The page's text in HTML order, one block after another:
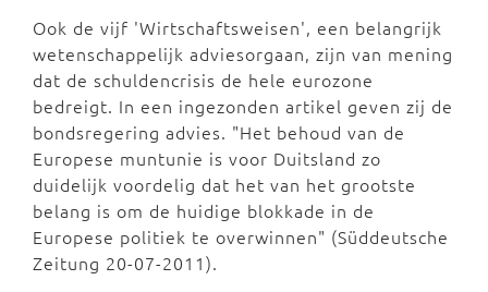
Ook de vijf 'Wirtschaftsweisen', een belangrijk
wetenschappelijk adviesorgaan, zijn van mening
dat de schuldencrisis de hele eurozone
bedreigt. In een ingezonden artikel geven zij de
bondsregering advies. "Het behoud van de
Europese muntunie is voor Duitsland zo
duidelijk voordelig dat het van het grootste
belang is om de huidige blokkade in de
Europese politiek te overwinnen" (Süddeutsche
Zeitung 20-07-2011).